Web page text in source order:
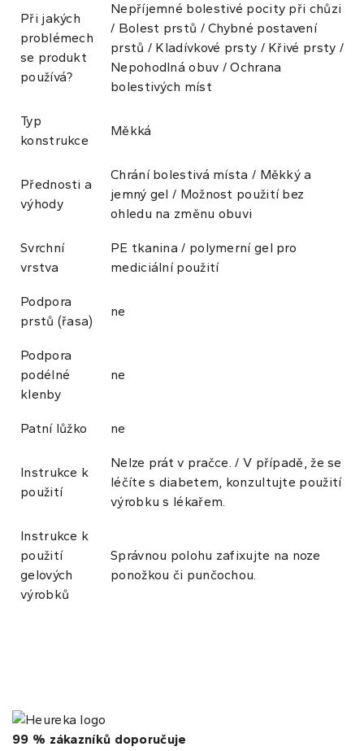
Při jakých
problémech
se produkt
používá?
Nepříjemné bolestivé pocity při chůzi
/ Bolest prstů / Chybné postavení
prstů / Kladívkové prsty / Křivé prsty /
Nepohodlná obuv / Ochrana
bolestivých míst
Typ
konstrukce
Měkká
Přednosti a
výhody
Chrání bolestivá místa / Měkký a
jemný gel / Možnost použití bez
ohledu na změnu obuvi
Svrchní
vrstva
PE tkanina / polymerní gel pro
mediciální použití
Podpora
prstů (řasa)
ne
Podpora
podélné
klenby
ne
Patní lůžko ne
Instrukce k
použití
Nelze prát v pračce. / V případě, že se
léčíte s diabetem, konzultujte použití
výrobku s lékařem.
Instrukce k
použití
gelových
výrobků
Správnou polohu zafixujte na noze
ponožkou či punčochou.
99 % zákazníků doporučuje